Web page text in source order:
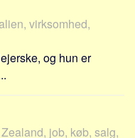
virksomhed,
og hun er
job, køb, salg,